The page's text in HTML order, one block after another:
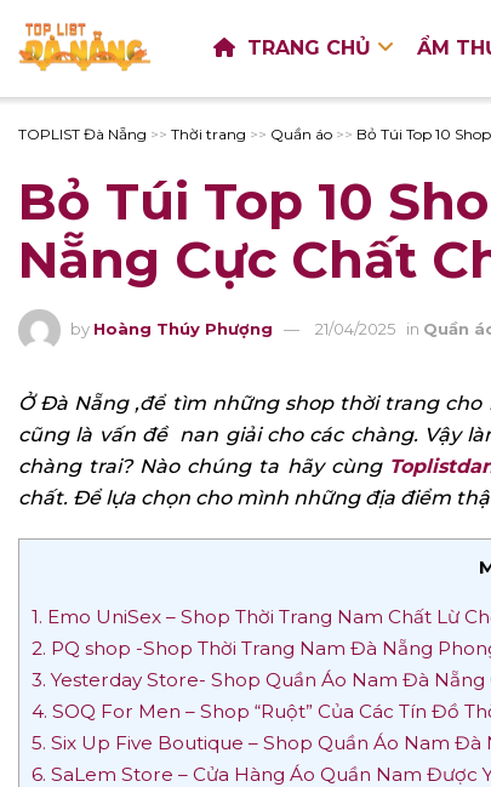
TRANG CHỦ ẨM
TOPLIST Đà Nẵng >> Thời trang >> Quần áo >> Bỏ Túi Top 10
Bỏ Túi Top 10
Nẵng Cực Chất
by Hoàng Thúy Phượng 21/04/2025 in Quần
Ở Đà Nẵng ,để tìm những shop thời trang
cũng là vấn đề nan giải cho các chàng. Vậy
chàng trai? Nào chúng ta hãy cùng
chất. Để lựa chọn cho mình những địa điểm
1. Emo UniSex – Shop Thời Trang Nam Chất Lừ
2. PQ shop -Shop Thời Trang Nam Đà Nẵng
3. Yesterday Store- Shop Quần Áo Nam Đà Nẵng
4. SOQ For Men – Shop “Ruột” Của Các Tín Đồ
5. Six Up Five Boutique – Shop Quần Áo Nam Đà
6. SaLem Store – Cửa Hàng Áo Quần Nam Được